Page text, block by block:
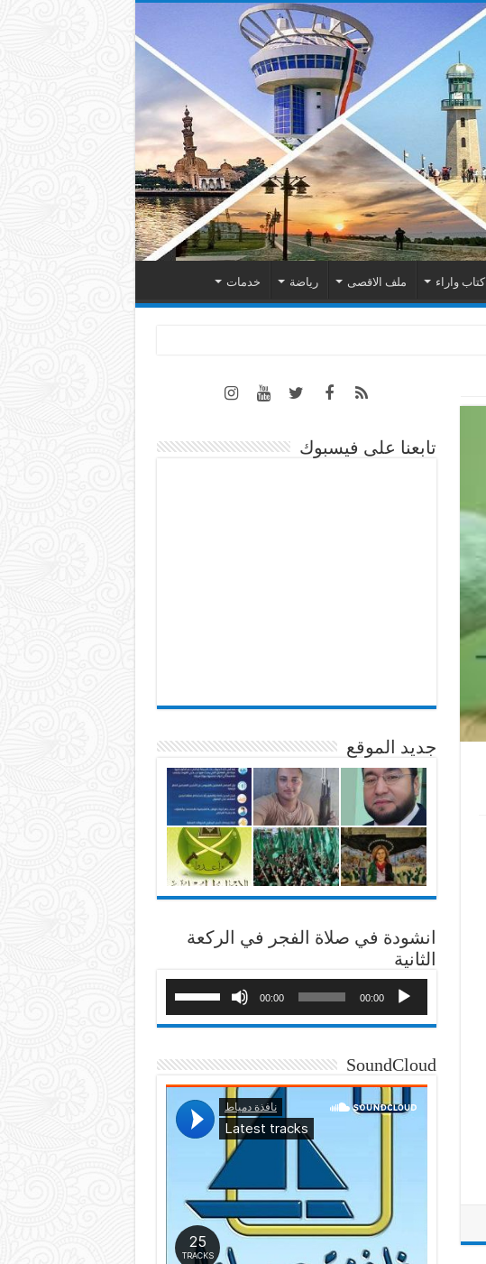
كتاب واراء ملف الاقصى رياضة خدمات
تابعنا على فيسبوك
جديد الموقع
انشودة في صلاة الفجر في الركعة
الثانية
00:00
00:00
SoundCloud